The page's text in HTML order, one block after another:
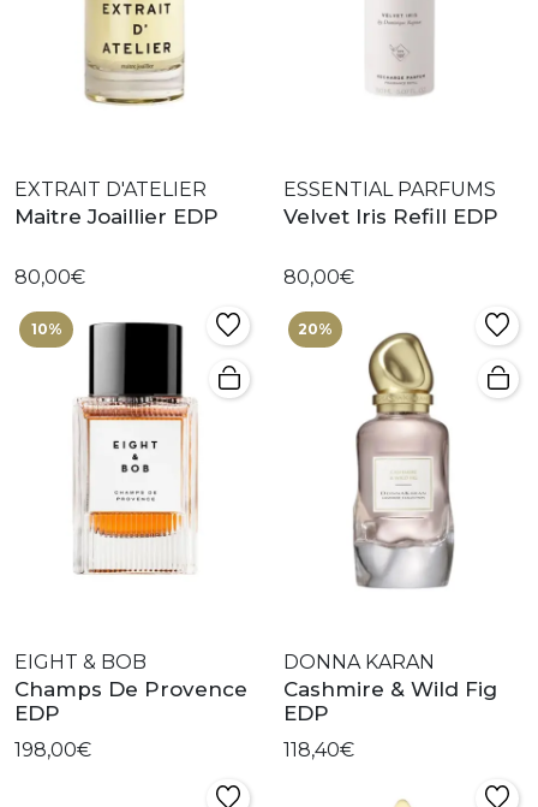
EXTRAIT D'ATELIER
Maitre Joaillier EDP
80,00€
ESSENTIAL PARFUMS
Velvet Iris Refill EDP
80,00€
10%
EIGHT & BOB
Champs De Provence
EDP
198,00€
20%
DONNA KARAN
Cashmire & Wild Fig
EDP
118,40€